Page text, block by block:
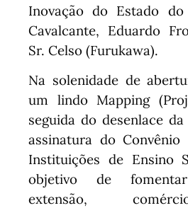
Inovação do Estado
Cavalcante, Eduardo
Sr. Celso (Furukawa).
Na solenidade de
um lindo Mapping
seguida do desenlace
assinatura do
Instituições de Ensino
objetivo de
extensão,